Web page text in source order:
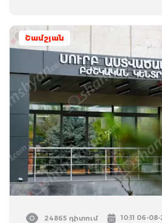
Շամշյան
24865 դիտում 10:11 06-